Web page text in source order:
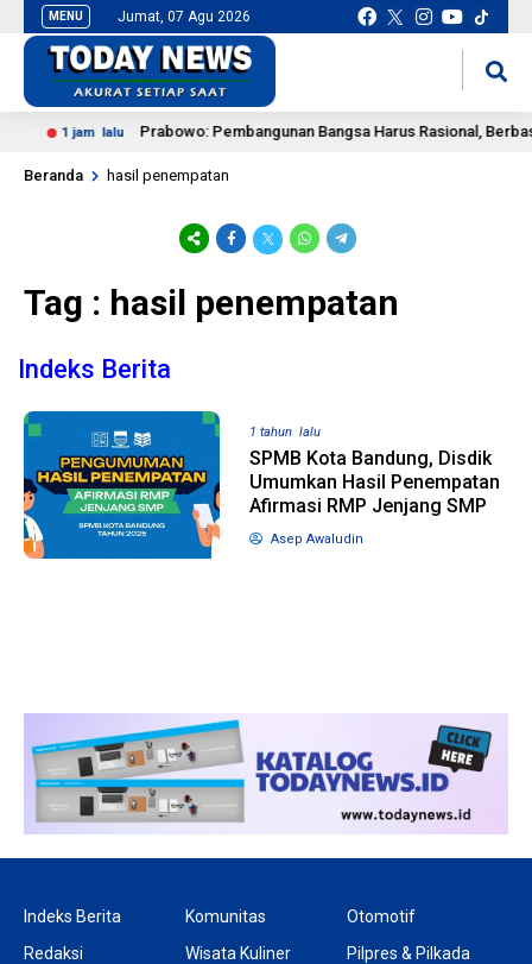
MENU Jumat, 07 Agu 2026
1 jam lalu Prabowo: Pembangunan Bangsa Harus Rasional,
Beranda hasil penempatan
Tag : hasil penempatan
Indeks Berita
1 tahun lalu
SPMB Kota Bandung, Disdik
Umumkan Hasil Penempatan
Afirmasi RMP Jenjang SMP
Asep Awaludin
Indeks Berita
Redaksi
Komunitas
Wisata Kuliner
Otomotif
Pilpres & Pilkada